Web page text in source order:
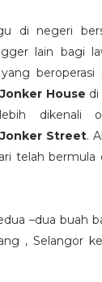
di negeri
lain bagi
beroperasi
House di
dikenali
Jonker Street.
telah bermula
–dua buah
, Selangor